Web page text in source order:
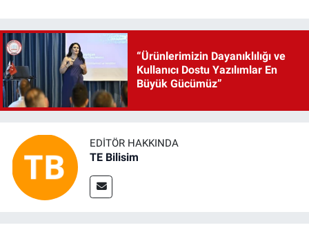
“Ürünlerimizin Dayanıklılığı ve
Kullanıcı Dostu Yazılımlar En
Büyük Gücümüz”
EDITÖR HAKKINDA
TE Bilisim